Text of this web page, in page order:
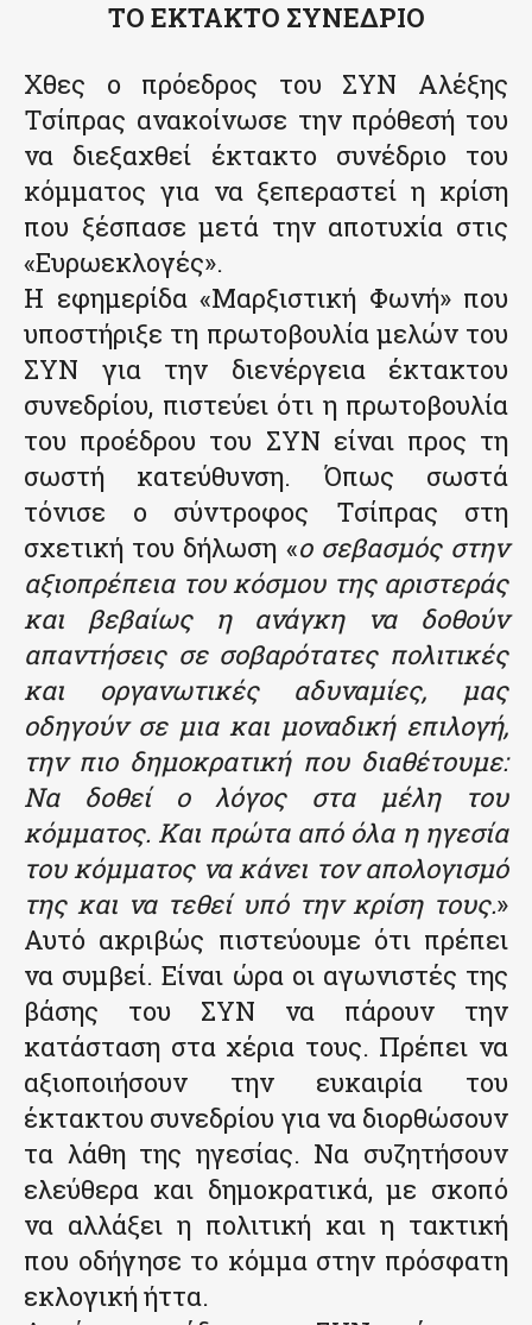
ΤΟ ΕΚΤΑΚΤΟ ΣΥΝΕΔΡΙΟ
Χθες ο πρόεδρος του ΣΥΝ Αλέξης
Τσίπρας ανακοίνωσε την πρόθεσή του
να διεξαχθεί έκτακτο συνέδριο του
κόμματος για να ξεπεραστεί η κρίση
που ξέσπασε μετά την αποτυχία στις
«Ευρωεκλογές».
Η εφημερίδα «Μαρξιστική Φωνή» που
υποστήριξε τη πρωτοβουλία μελών του
ΣΥΝ για την διενέργεια έκτακτου
συνεδρίου, πιστεύει ότι η πρωτοβουλία
του προέδρου του ΣΥΝ είναι προς τη
σωστή κατεύθυνση. Όπως σωστά
τόνισε ο σύντροφος Τσίπρας στη
σχετική του δήλωση «ο σεβασμός στην
αξιοπρέπεια του κόσμου της αριστεράς
και βεβαίως η ανάγκη να δοθούν
απαντήσεις σε σοβαρότατες πολιτικές
και οργανωτικές αδυναμίες, μας
οδηγούν σε μια και μοναδική επιλογή,
την πιο δημοκρατική που διαθέτουμε:
Να δοθεί ο λόγος στα μέλη του
κόμματος. Και πρώτα από όλα η ηγεσία
του κόμματος να κάνει τον απολογισμό
της και να τεθεί υπό την κρίση τους.»
Αυτό ακριβώς πιστεύουμε ότι πρέπει
να συμβεί. Είναι ώρα οι αγωνιστές της
βάσης του ΣΥΝ να πάρουν την
κατάσταση στα χέρια τους. Πρέπει να
αξιοποιήσουν την ευκαιρία του
έκτακτου συνεδρίου για να διορθώσουν
τα λάθη της ηγεσίας. Να συζητήσουν
ελεύθερα και δημοκρατικά, με σκοπό
να αλλάξει η πολιτική και η τακτική
που οδήγησε το κόμμα στην πρόσφατη
εκλογική ήττα.